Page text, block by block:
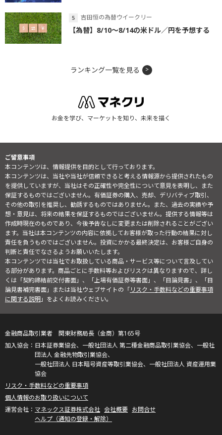
吉田恒の為替ウイークリー
【為替】8/10～8/14の米ドル／円を予想する
ランキング一覧を見る
お金を学び、マーケットを知り、未来を描く
ご留意事項
本コンテンツは、情報提供を目的として行っております。
本コンテンツは、当社や当社が信頼できると考える情報源から提供されたもの
を提供していますが、当社はその正確性や完全性について意見を表明し、また
保証するものではございません。有価証券の購入、売却、デリバティブ取引、
その他の取引を推奨し、勧誘するものではありません。また、過去の実績や予
想・意見は、将来の結果を保証するものではございません。提供する情報等は
作成時現在のものであり、今後予告なしに変更または削除されることがござい
ます。当社は本コンテンツの内容に依拠してお客様が取った行動の結果に対し
責任を負うものではございません。投資にかかる最終決定は、お客様ご自身の
判断と責任でなさるようお願いいたします。
本コンテンツでは当社でお取扱している商品・サービス等について言及してい
る部分があります。商品ごとに手数料等およびリスクは異なりますので、詳し
くは「契約締結前交付書面」、「上場有価証券等書面」、「目論見書」、「目
論見書補完書面」または当社ウェブサイトの「リスク・手数料などの重要事項
に関する説明」をよくお読みください。
金融商品取引業者 関東財務局長（金商）第165号
日本証券業協会、一般社団法人 第二種金融商品取引業協会、一般社
団法人 金融先物取引業協会、
一般社団法人 日本暗号資産等取引業協会、一般社団法人 資産運用業
協会
リスク・手数料などの重要事項
個人情報のお取り扱いについて
マネックス証券株式会社 会社概要 お問合せ
ヘルプ（通知の登録・解除）